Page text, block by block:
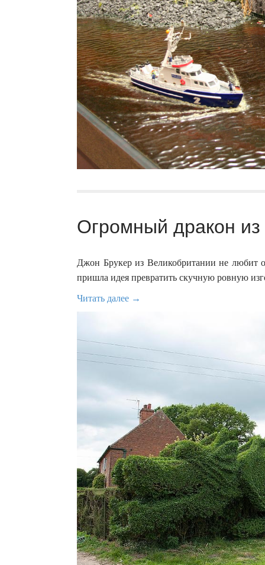
Огромный дракон из
Джон Брукер из Великобритании не любит
пришла идея превратить скучную ровную
Читать далее →